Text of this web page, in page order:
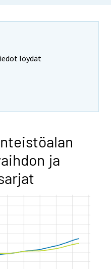
löydät
ja